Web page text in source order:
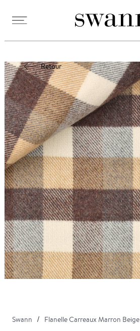
Retour
Swann Flanelle Carreaux Marron Beige